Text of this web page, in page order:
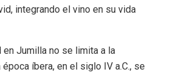
integrando el vino en su vida
Jumilla no se limita a la
íbera, en el siglo IV a.C., se